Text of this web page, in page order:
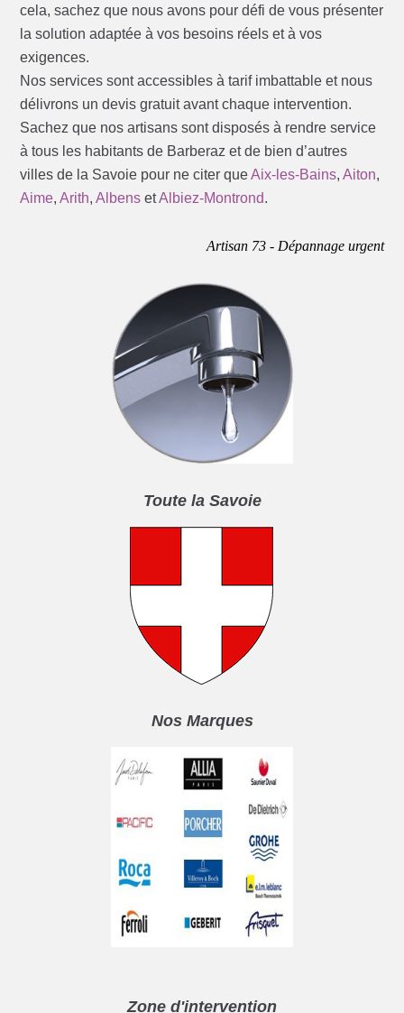
cela, sachez que nous avons pour défi de vous présenter
la solution adaptée à vos besoins réels et à vos
exigences.
Nos services sont accessibles à tarif imbattable et nous
délivrons un devis gratuit avant chaque intervention.
Sachez que nos artisans sont disposés à rendre service
à tous les habitants de Barberaz et de bien d’autres
villes de la Savoie pour ne citer queAix-les-Bains,Aiton,
Aime,Arith,Albens etAlbiez-Montrond.
Artisan 73 - Dépannage urgent
Toute la Savoie
Nos Marques
Zone d'intervention